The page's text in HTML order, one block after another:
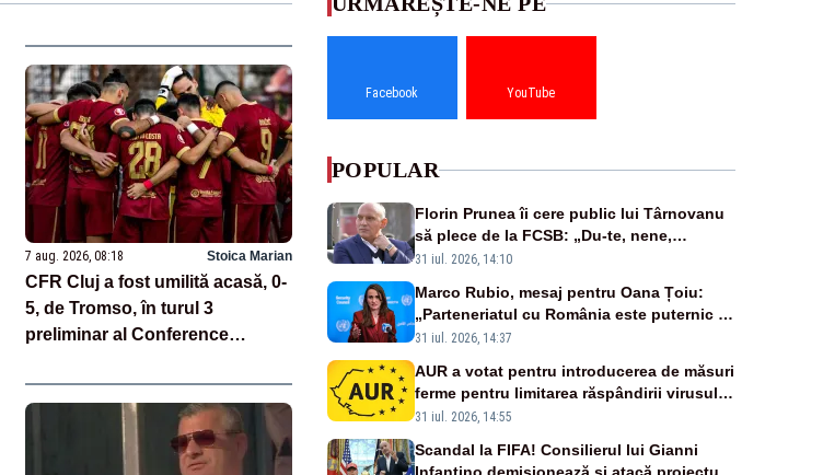
7 aug. 2026, 08:18 Stoica Marian
CFR Cluj a fost umilită acasă, 0-
5, de Tromso, în turul 3
preliminar al Conference
Facebook YouTube
POPULAR
Florin Prunea îi cere public lui Târnovanu
să plece de la FCSB: „Du-te, nene,
învârtindu-te!”
31 iul. 2026, 14:10
Marco Rubio, mesaj pentru Oana Țoiu:
„Parteneriatul cu România este puternic și
prețuit”
31 iul. 2026, 14:37
AUR a votat pentru introducerea de măsuri
ferme pentru limitarea răspândirii virusului
pestei porcine africane
31 iul. 2026, 14:55
Scandal la FIFA! Consilierul lui Gianni